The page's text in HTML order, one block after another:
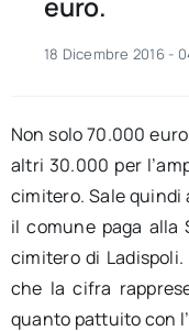
18 Dicembre 2016 -
Non solo 70.000
altri 30.000 per
cimitero. Sale quindi
il comune paga alla
cimitero di
che la cifra
quanto pattuito con